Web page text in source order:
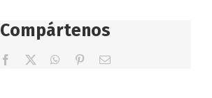
Compártenos
Facebook WhatsApp
PinterestCorreo